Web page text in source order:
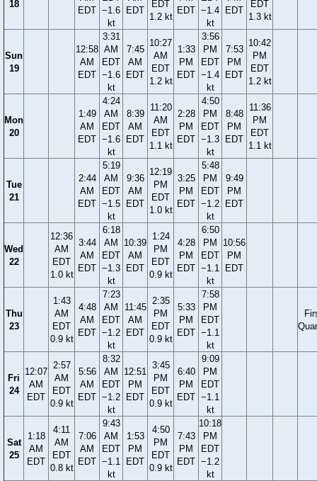
18
EDT −1.6
kt
EDT
EDT
1.2 kt
EDT −1.4
kt
EDT
EDT
1.3 kt
Sun
19
12:58
AM
EDT
3:31
AM
EDT
−1.6
kt
7:45
AM
EDT
10:27
AM
EDT
1.2 kt
1:33
PM
EDT
3:56
PM
EDT
−1.4
kt
7:53
PM
EDT
10:42
PM
EDT
1.2 kt
Mon
20
1:49
AM
EDT
4:24
AM
EDT
−1.6
kt
8:39
AM
EDT
11:20
AM
EDT
1.1 kt
2:28
PM
EDT
4:50
PM
EDT
−1.3
kt
8:48
PM
EDT
11:36
PM
EDT
1.1 kt
Tue
21
2:44
AM
EDT
5:19
AM
EDT
−1.5
kt
9:36
AM
EDT
12:19
PM
EDT
1.0 kt
3:25
PM
EDT
5:48
PM
EDT
−1.2
kt
9:49
PM
EDT
Wed
22
12:36
AM
EDT
1.0 kt
3:44
AM
EDT
6:18
AM
EDT
−1.3
kt
10:39
AM
EDT
1:24
PM
EDT
0.9 kt
4:28
PM
EDT
6:50
PM
EDT
−1.1
kt
10:56
PM
EDT
Thu
23
1:43
AM
EDT
0.9 kt
4:48
AM
EDT
7:23
AM
EDT
−1.2
kt
11:45
AM
EDT
2:35
PM
EDT
0.9 kt
5:33
PM
EDT
7:58
PM
EDT
−1.1
kt
Fri
24
12:07
AM
EDT
2:57
AM
EDT
0.9 kt
5:56
AM
EDT
8:32
AM
EDT
−1.2
kt
12:51
PM
EDT
3:45
PM
EDT
0.9 kt
6:40
PM
EDT
9:09
PM
EDT
−1.1
kt
Sat
25
1:18
AM
EDT
4:11
AM
EDT
0.8 kt
7:06
AM
EDT
9:43
AM
EDT
−1.1
kt
1:53
PM
EDT
4:50
PM
EDT
0.9 kt
7:43
PM
EDT
10:18
PM
EDT
−1.2
kt